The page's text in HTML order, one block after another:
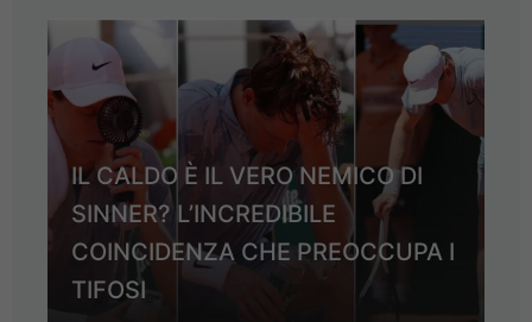
IL CALDO È IL VERO NEMICO DI
SINNER? L’INCREDIBILE
COINCIDENZA CHE PREOCCUPA I
TIFOSI